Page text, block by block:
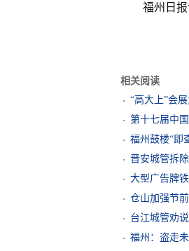
福州日
相关阅读
“高大上”会
第十七届中
福州鼓楼“即
晋安城管拆
大型广告牌
仓山加强节
台江城管劝
福州：盗走